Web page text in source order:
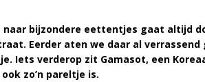
naar bijzondere eettentjes gaat altijd
Eerder aten we daar al verrassend
Iets verderop zit Gamasot, een
zo’n pareltje is.